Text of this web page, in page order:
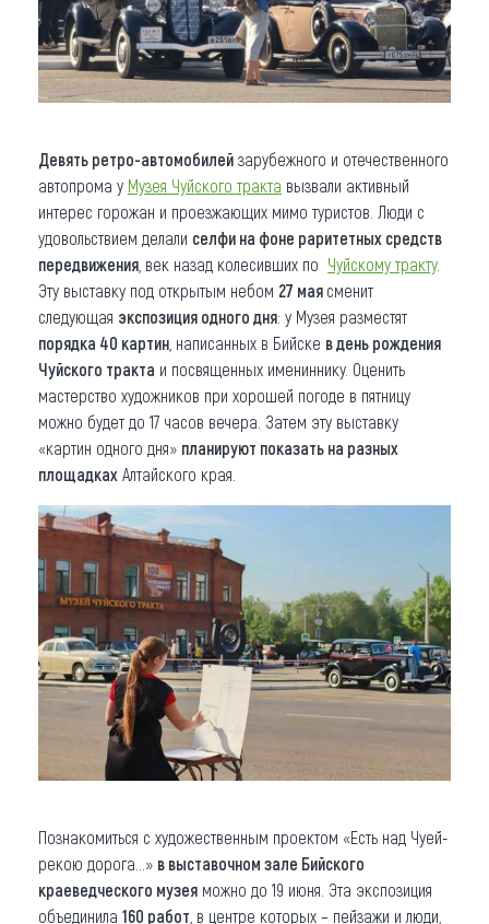
Девять ретро-автомобилей зарубежного и отечественного
автопрома у Музея Чуйского тракта вызвали активный
интерес горожан и проезжающих мимо туристов. Люди с
удовольствием делали селфи на фоне раритетных средств
передвижения , век назад колесивших по Чуйскому тракту.
Эту выставку под открытым небом 27 мая сменит
следующая экспозиция одного дня: у Музея разместят
порядка 40 картин , написанных в Бийске в день рождения
Чуйского тракта и посвященных имениннику. Оценить
мастерство художников при хорошей погоде в пятницу
можно будет до 17 часов вечера. Затем эту выставку
«картин одного дня» планируют показать на разных
площадках Алтайского края.
Познакомиться с художественным проектом «Есть над Чуей-
рекою дорога...» в выставочном зале Бийского
краеведческого музея можно до 19 июня. Эта экспозиция
объединила 160 работ , в центре которых – пейзажи и люди,